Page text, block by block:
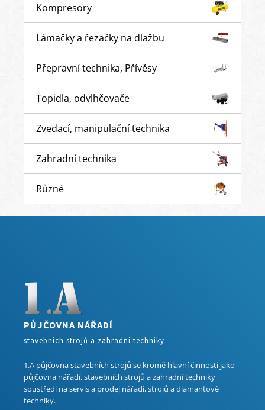
Kompresory
Lámačky a řezačky na dlažbu
Přepravní technika, Přívěsy
Topidla, odvlhčovače
Zvedací, manipulační technika
Zahradní technika
Různé
PŮJČOVNA NÁŘADÍ
stavebních strojů a zahradní techniky
1.A půjčovna stavebních strojů se kromě hlavní činnosti jako
půjčovna nářadí, stavebních strojů a zahradní techniky
soustředí na servis a prodej nářadí, strojů a diamantové
techniky.